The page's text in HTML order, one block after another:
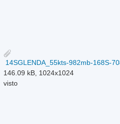
14SGLENDA_55kts-982mb-168S-
146.09 kB, 1024x1024
visto